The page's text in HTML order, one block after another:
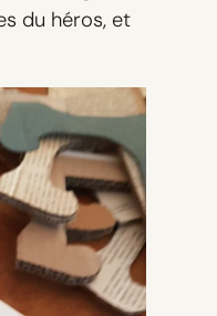
du héros, et